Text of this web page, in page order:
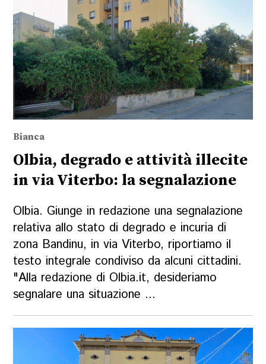
Bianca
Olbia, degrado e attività illecite
in via Viterbo: la segnalazione
Olbia. Giunge in redazione una segnalazione
relativa allo stato di degrado e incuria di
zona Bandinu, in via Viterbo, riportiamo il
testo integrale condiviso da alcuni cittadini.
"Alla redazione di Olbia.it, desideriamo
segnalare una situazione ...